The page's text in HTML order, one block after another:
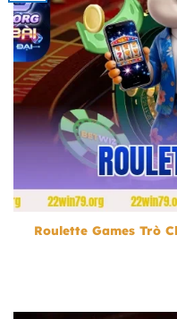
Roulette Games
Roulette Games Trò